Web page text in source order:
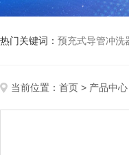
热门关键词： 预充式导管冲洗
当前位置： 首页 > 产品中心